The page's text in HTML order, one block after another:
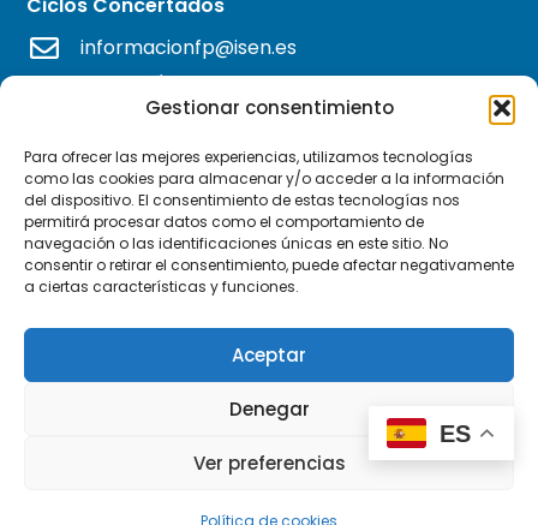
Gestionar consentimiento
Para ofrecer las mejores experiencias, utilizamos tecnologías
como las cookies para almacenar y/o acceder a la información
del dispositivo. El consentimiento de estas tecnologías nos
permitirá procesar datos como el comportamiento de
navegación o las identificaciones únicas en este sitio. No
consentir o retirar el consentimiento, puede afectar negativamente
a ciertas características y funciones.
Aceptar
Denegar
Ver preferencias
Política de cookies
Ciclos Concertados
informacionfp@isen.es
FP Grado Superior
FP Grado Medio
FP Básica
ES